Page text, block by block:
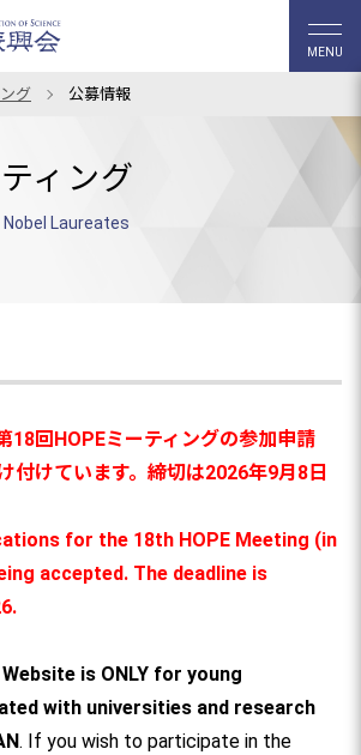
MENU
グ 公募情報
ィング
Laureates
18回HOPEミーティングの参加申請
付けています。締切は2026年9月8日
for the 18th HOPE Meeting (in
accepted. The deadline is
is ONLY for young
with universities and research
. If you wish to participate in the